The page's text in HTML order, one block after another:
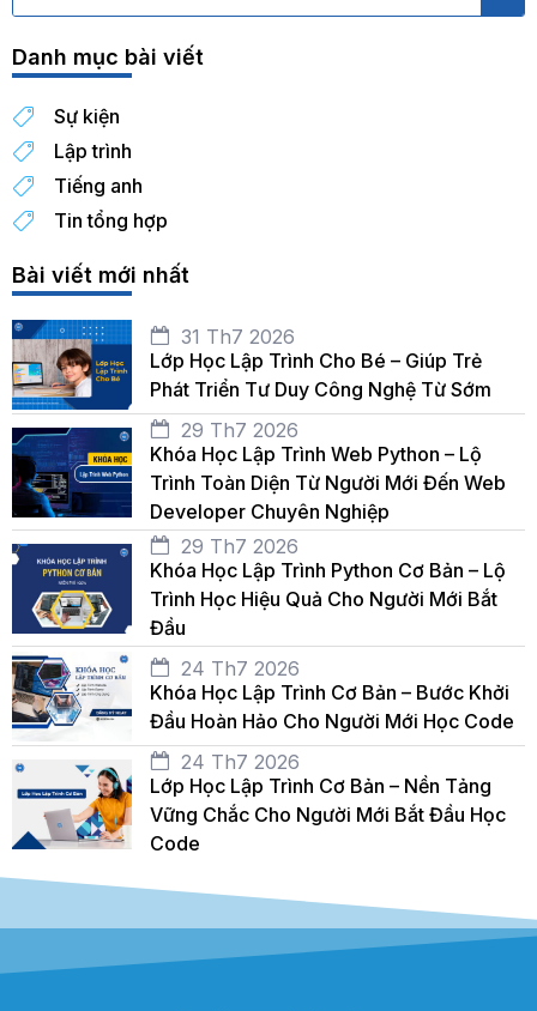
Danh mục bài viết
Sự kiện
Lập trình
Tiếng anh
Tin tổng hợp
Bài viết mới nhất
31 Th7 2026
Lớp Học Lập Trình Cho Bé – Giúp Trẻ
Phát Triển Tư Duy Công Nghệ Từ Sớm
29 Th7 2026
Khóa Học Lập Trình Web Python – Lộ
Trình Toàn Diện Từ Người Mới Đến Web
Developer Chuyên Nghiệp
29 Th7 2026
Khóa Học Lập Trình Python Cơ Bản – Lộ
Trình Học Hiệu Quả Cho Người Mới Bắt
Đầu
24 Th7 2026
Khóa Học Lập Trình Cơ Bản – Bước Khởi
Đầu Hoàn Hảo Cho Người Mới Học Code
24 Th7 2026
Lớp Học Lập Trình Cơ Bản – Nền Tảng
Vững Chắc Cho Người Mới Bắt Đầu Học
Code